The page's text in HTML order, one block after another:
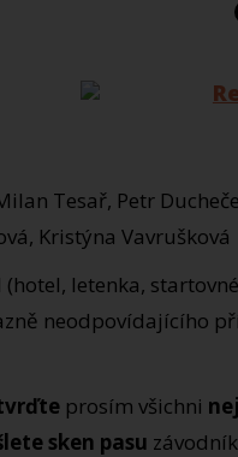
Tesař, Petr
Kristýna Vavrušková
(hotel, letenka,
neodpovídajícího
prosím všichni
sken pasu